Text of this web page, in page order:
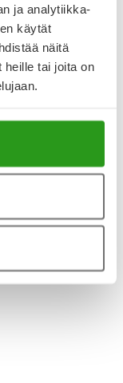
ja analytiikka-
käytät
näitä
heille tai joita on
hintaan.